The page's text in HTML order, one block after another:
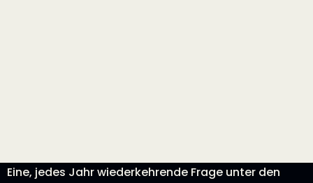
Eine, jedes Jahr wiederkehrende Frage unter den